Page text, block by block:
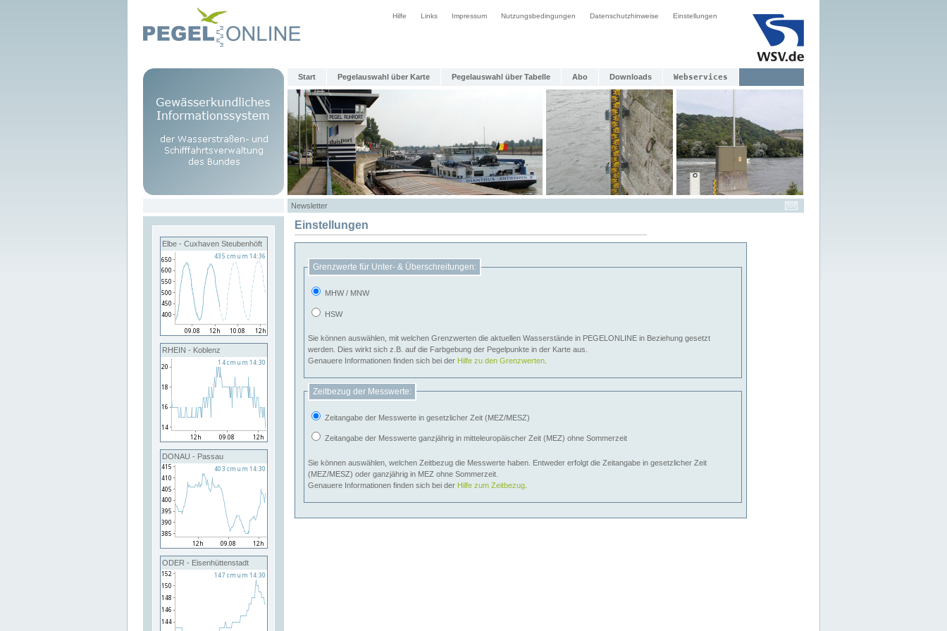
Hilfe Links Impressum Nutzungsbedingungen Datenschutzhinweise Einstellungen
Start Pegelauswahl über Karte Pegelauswahl über Tabelle Abo Downloads Webservices
Newsletter
Elbe - Cuxhaven Steubenhöft
RHEIN - Koblenz
DONAU - Passau
ODER - Eisenhüttenstadt
Einstellungen
Grenzwerte für Unter- & Überschreitungen:
MHW / MNW
HSW
Sie können auswählen, mit welchen Grenzwerten die aktuellen Wasserstände in PEGELONLINE in Beziehung gesetzt
werden. Dies wirkt sich z.B. auf die Farbgebung der Pegelpunkte in der Karte aus.
Genauere Informationen finden sich bei der Hilfe zu den Grenzwerten
Zeitbezug der Messwerte:
Zeitangabe der Messwerte in gesetzlicher Zeit (MEZ/MESZ)
Zeitangabe der Messwerte ganzjährig in mitteleuropäischer Zeit (MEZ) ohne Sommerzeit
Sie können auswählen, welchen Zeitbezug die Messwerte haben. Entweder erfolgt die Zeitangabe in gesetzlicher Zeit
(MEZ/MESZ) oder ganzjährig in MEZ ohne Sommerzeit.
Genauere Informationen finden sich bei der Hilfe zum Zeitbezug